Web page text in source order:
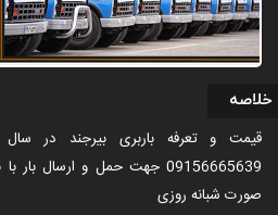
خلاصه
09156665639 جهت حمل و
صورت شبانه روزی